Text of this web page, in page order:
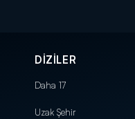
DİZİLER
Daha 17
Uzak Şehir